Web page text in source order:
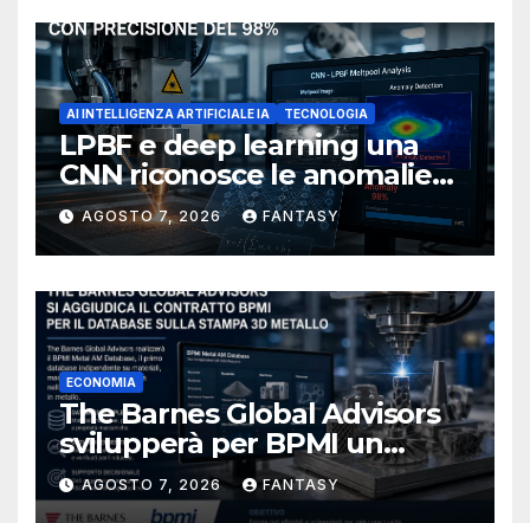
AI INTELLIGENZA ARTIFICIALE IA TECNOLOGIA
LPBF e deep learning una
CNN riconosce le anomalie
del bagno di fusione
AGOSTO 7, 2026 FANTASY
ECONOMIA
The Barnes Global Advisors
svilupperà per BPMI un
database per la stampa 3D
metallica destinata alla filiera
AGOSTO 7, 2026 FANTASY